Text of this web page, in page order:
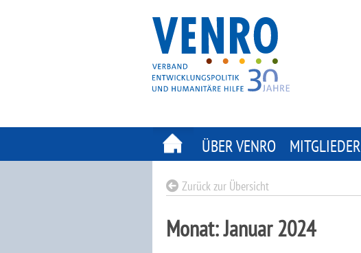
ÜBER VENRO MITGLIEDER
Zurück zur Übersicht
Monat:Januar 2024